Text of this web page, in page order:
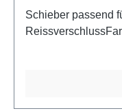
Schieber passend